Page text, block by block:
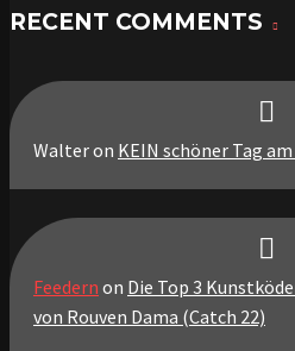
RECENT COMMENTS
Walteron KEIN schöner Tag
Feedern on Die Top 3
von Rouven Dama (Catch 22)